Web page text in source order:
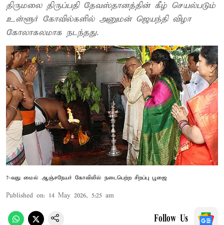
திருமலை திருப்பதி தேவஸ்தானத்தின் கீழ் செயல்படும்
உள்ளூர் கோவில்களில் அனுமன் ஜெயந்தி விழா
கோலாகலமாக நடந்தது.
7-வது மைல் ஆஞ்சநேயர் கோவிலில் நடைபெற்ற சிறப்பு பூஜை
Published on: 14 May 2026, 5:25 am
Follow Us